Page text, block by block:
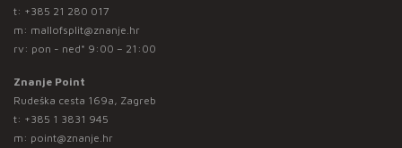
t: +385 21 280 017
m: mallofsplit@znanje.hr
rv: pon - ned* 9:00 – 21:00
Znanje Point
Rudeška cesta 169a, Zagreb
t: +385 1 3831 945
m: point@znanje.hr